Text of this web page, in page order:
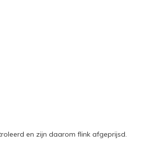
en zijn daarom flink afgeprijsd.